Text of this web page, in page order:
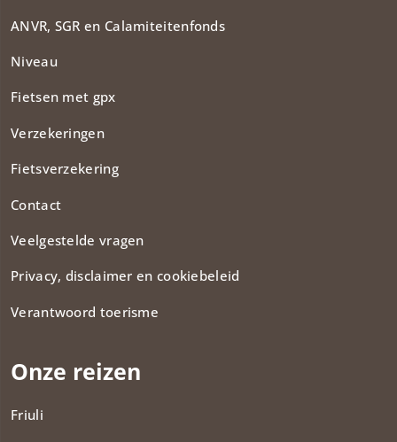
ANVR, SGR en Calamiteitenfonds​
Niveau
Fietsen met gpx
Verzekeringen
Fietsverzekering
Contact
Veelgestelde vragen
Privacy, disclaimer en cookiebeleid
Verantwoord toerisme
Onze reizen
Friuli